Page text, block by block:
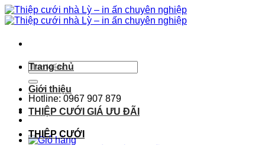
Chuyển
đến
dung
Tìm
kiếm:
Hotline: 0967 907 879
Trang chủ
Giới thiệu
THIỆP CƯỚI GIÁ ƯU ĐÃI
THIỆP CƯỚI